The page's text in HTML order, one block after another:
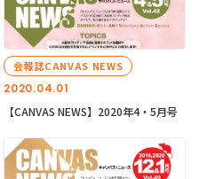
2020.04.01
会報誌CANVAS NEWS
【CANVAS NEWS】2020年4・5月号